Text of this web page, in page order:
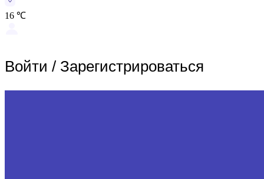
16 ℃
Войти / Зарегистрироваться